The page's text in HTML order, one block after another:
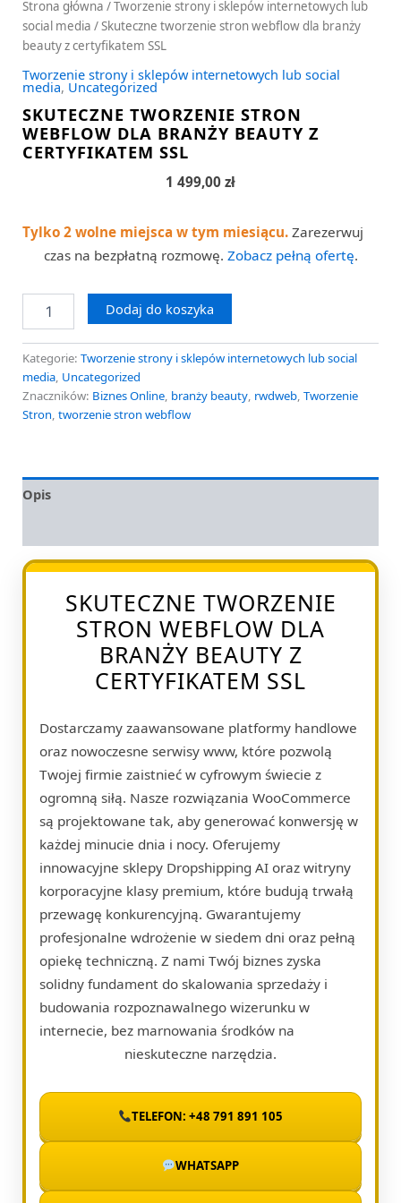
Strona główna /Tworzenie strony i sklepów internetowych lub
social media / Skuteczne tworzenie stron webflow dla branży
beauty z certyfikatem SSL
Tworzenie strony i sklepów internetowych lub social
media, Uncategorized
SKUTECZNE TWORZENIE STRON
WEBFLOW DLA BRANŻY BEAUTY Z
CERTYFIKATEM SSL
1 499,00 zł
Tylko 2 wolne miejsca w tym miesiącu. Zarezerwuj
czas na bezpłatną rozmowę. Zobacz pełną ofertę.
Dodaj do koszyka
Kategorie: Tworzenie strony i sklepów internetowych lub social
media, Uncategorized
Znaczników: Biznes Online, branży beauty, rwdweb, Tworzenie
Stron, tworzenie stron webflow
Opis
SKUTECZNE TWORZENIE
STRON WEBFLOW DLA
BRANŻY BEAUTY Z
CERTYFIKATEM SSL
Dostarczamy zaawansowane platformy handlowe
oraz nowoczesne serwisy www, które pozwolą
Twojej firmie zaistnieć w cyfrowym świecie z
ogromną siłą. Nasze rozwiązania WooCommerce
są projektowane tak, aby generować konwersję w
każdej minucie dnia i nocy. Oferujemy
innowacyjne sklepy Dropshipping AI oraz witryny
korporacyjne klasy premium, które budują trwałą
przewagę konkurencyjną. Gwarantujemy
profesjonalne wdrożenie w siedem dni oraz pełną
opiekę techniczną. Z nami Twój biznes zyska
solidny fundament do skalowania sprzedaży i
budowania rozpoznawalnego wizerunku w
internecie, bez marnowania środków na
nieskuteczne narzędzia.
TELEFON: +48 791 891 105
WHATSAPP